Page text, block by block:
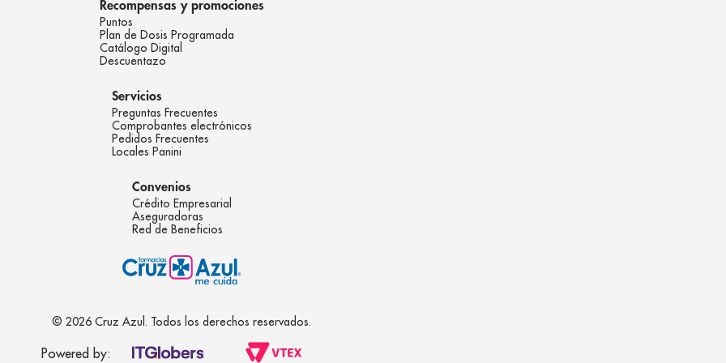
Recompensas y promociones
Puntos
Plan de Dosis Programada
Catálogo Digital
Descuentazo
Servicios
Preguntas Frecuentes
Comprobantes electrónicos
Pedidos Frecuentes
Locales Panini
Convenios
Crédito Empresarial
Aseguradoras
Red de Beneficios
© 2026 Cruz Azul. Todos los derechos reservados.
Powered by: